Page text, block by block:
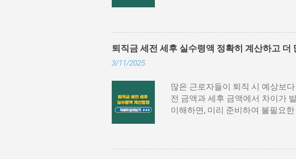
별로 쉽게 설명드리고자 합니다.
도 간단하게 발급받을 수 있으며,
세서’를 선택합니다. 지급명세서
‘지급명세서 보기’를 클릭합니다.
거나 PDF 파일로 저장이 가능합
은 방식이며, 연말정산 외에도
필요할 때마다...
퇴직금 세전 세후 실수령액 정확히 계산하고 더
3/11/2025
많은 근로자들이 퇴직 시 예상보
전 금액과 세후 금액에서 차이가
이해하면, 미리 준비하여 불필요
계산 방식 및 공식 퇴직금은 근